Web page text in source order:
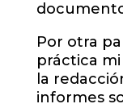
Por otra
práctica
la
informes